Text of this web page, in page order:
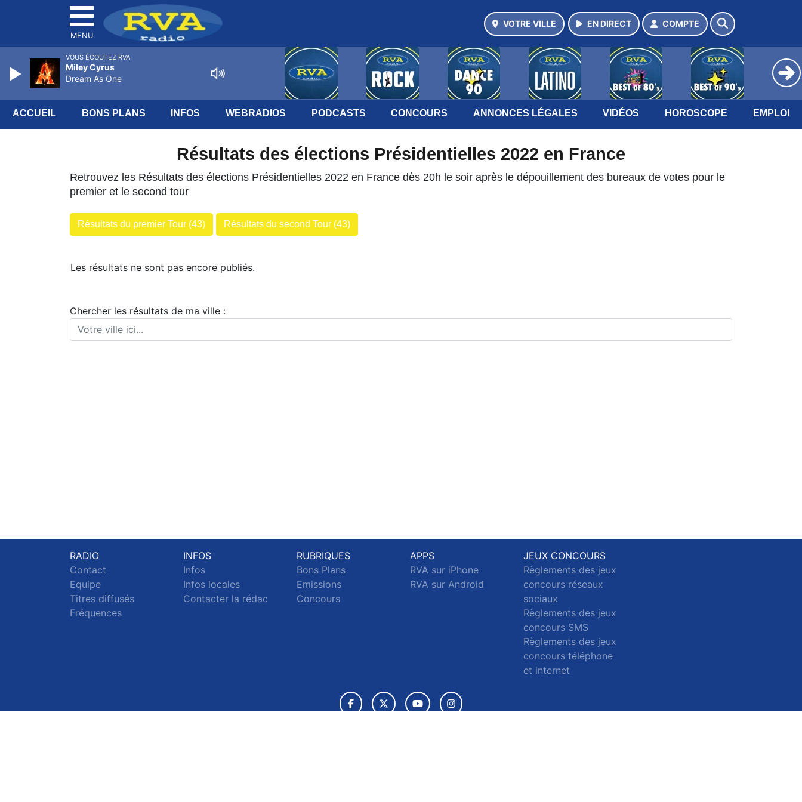
MENU
VOTRE VILLE EN DIRECT COMPTE
ACCUEIL BONS PLANS INFOS WEBRADIOS PODCASTS CONCOURS ANNONCES LÉGALES VIDÉOS HOROSCOPE EMPLOI
Résultats des élections Présidentielles 2022 en France
Retrouvez les Résultats des élections Présidentielles 2022 en France dès 20h le soir après le dépouillement des bureaux de votes pour le
premier et le second tour
Résultats du premier Tour (43) Résultats du second Tour (43)
Les résultats ne sont pas encore publiés.
Chercher les résultats de ma ville :
RADIO
Contact
Equipe
Titres diffusés
Fréquences
INFOS
Infos
Infos locales
Contacter la rédac
RUBRIQUES
Bons Plans
Emissions
Concours
APPS
RVA sur iPhone
RVA sur Android
JEUX CONCOURS
Règlements des jeux
concours réseaux
sociaux
Règlements des jeux
concours SMS
Règlements des jeux
concours téléphone
et internet
VOUS ÉCOUTEZ RVA
Miley Cyrus
Dream As One